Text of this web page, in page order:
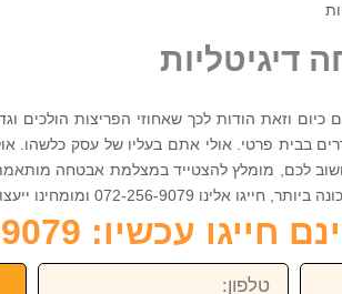
דיגיטליות
כיום וזאת הודות לכך שאחוזי הפריצות הולכים
בבית פרטי. אולי אתם בעליו של עסק כלשהו.
לכם, מומלץ להצטייד במצלמת אבטחה
072-256-9079 ומומחינו ייעצו לכם!
עכשיו: 072-256-9079
טלפון: